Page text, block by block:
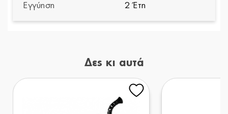
Εγγύηση 2 Έτη
Δες κι αυτά